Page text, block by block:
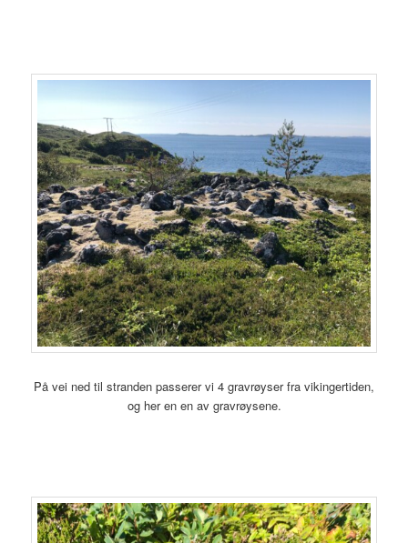
På vei ned til stranden passerer vi 4 gravrøyser fra vikingertiden,
og her en en av gravrøysene.